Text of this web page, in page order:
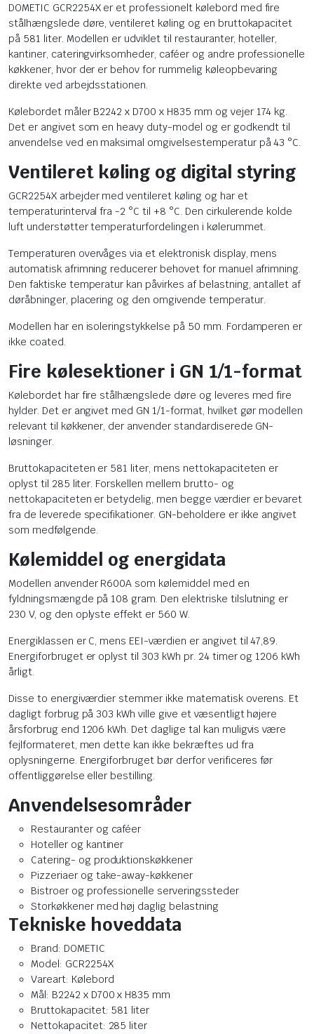
DOMETIC GCR2254X er et professionelt kølebord med fire
stålhængslede døre, ventileret køling og en bruttokapacitet
på 581 liter. Modellen er udviklet til restauranter, hoteller,
kantiner, cateringvirksomheder, caféer og andre professionelle
køkkener, hvor der er behov for rummelig køleopbevaring
direkte ved arbejdsstationen.
Kølebordet måler B2242 x D700 x H835 mm og vejer 174 kg.
Det er angivet som en heavy duty-model og er godkendt til
anvendelse ved en maksimal omgivelsestemperatur på 43 °C.
Ventileret køling og digital styring
GCR2254X arbejder med ventileret køling og har et
temperaturinterval fra -2 °C til +8 °C. Den cirkulerende kolde
luft understøtter temperaturfordelingen i kølerummet.
Temperaturen overvåges via et elektronisk display, mens
automatisk afrimning reducerer behovet for manuel afrimning.
Den faktiske temperatur kan påvirkes af belastning, antallet af
døråbninger, placering og den omgivende temperatur.
Modellen har en isoleringstykkelse på 50 mm. Fordamperen er
ikke coated.
Fire kølesektioner i GN 1/1-format
Kølebordet har fire stålhængslede døre og leveres med fire
hylder. Det er angivet med GN 1/1-format, hvilket gør modellen
relevant til køkkener, der anvender standardiserede GN-
løsninger.
Bruttokapaciteten er 581 liter, mens nettokapaciteten er
oplyst til 285 liter. Forskellen mellem brutto- og
nettokapaciteten er betydelig, men begge værdier er bevaret
fra de leverede specifikationer. GN-beholdere er ikke angivet
som medfølgende.
Kølemiddel og energidata
Modellen anvender R600A som kølemiddel med en
fyldningsmængde på 108 gram. Den elektriske tilslutning er
230 V, og den oplyste effekt er 560 W.
Energiklassen er C, mens EEI-værdien er angivet til 47,89.
Energiforbruget er oplyst til 303 kWh pr. 24 timer og 1206 kWh
årligt.
Disse to energiværdier stemmer ikke matematisk overens. Et
dagligt forbrug på 303 kWh ville give et væsentligt højere
årsforbrug end 1206 kWh. Det daglige tal kan muligvis være
fejlformateret, men dette kan ikke bekræftes ud fra
oplysningerne. Energiforbruget bør derfor verificeres før
offentliggørelse eller bestilling.
Anvendelsesområder
Restauranter og caféer
Hoteller og kantiner
Catering- og produktionskøkkener
Pizzeriaer og take-away-køkkener
Bistroer og professionelle serveringssteder
Storkøkkener med høj daglig belastning
Tekniske hoveddata
Brand: DOMETIC
Model: GCR2254X
Vareart: Kølebord
Mål: B2242 x D700 x H835 mm
Bruttokapacitet: 581 liter
Nettokapacitet: 285 liter